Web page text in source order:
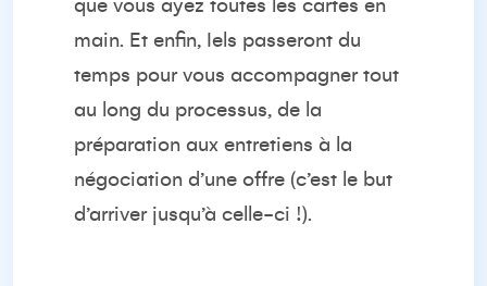
que vous ayez toutes les cartes en
main. Et enfin, Iels passeront du
temps pour vous accompagner tout
au long du processus, de la
préparation aux entretiens à la
négociation d’une offre (c’est le but
d’arriver jusqu’à celle-ci !).